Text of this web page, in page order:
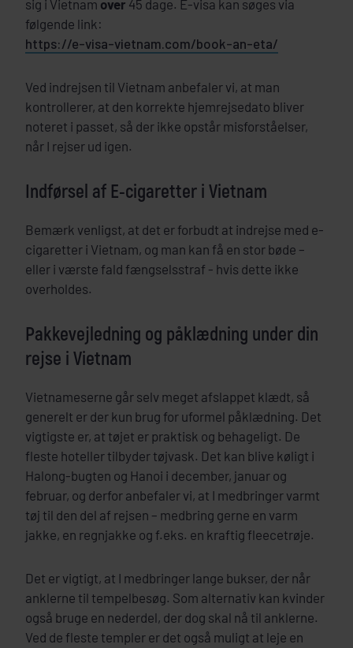
sig i Vietnam over 45 dage. E-visa kan søges via
følgende link:
https://e-visa-vietnam.com/book-an-eta/
Ved indrejsen til Vietnam anbefaler vi, at man
kontrollerer, at den korrekte hjemrejsedato bliver
noteret i passet, så der ikke opstår misforståelser,
når I rejser ud igen.
Indførsel af E-cigaretter i Vietnam
Bemærk venligst, at det er forbudt at indrejse med e-
cigaretter i Vietnam, og man kan få en stor bøde –
eller i værste fald fængselsstraf - hvis dette ikke
overholdes.
Pakkevejledning og påklædning under din
rejse i Vietnam
Vietnameserne går selv meget afslappet klædt, så
generelt er der kun brug for uformel påklædning. Det
vigtigste er, at tøjet er praktisk og behageligt. De
fleste hoteller tilbyder tøjvask. Det kan blive køligt i
Halong-bugten og Hanoi i december, januar og
februar, og derfor anbefaler vi, at I medbringer varmt
tøj til den del af rejsen – medbring gerne en varm
jakke, en regnjakke og f.eks. en kraftig fleecetrøje.
Det er vigtigt, at I medbringer lange bukser, der når
anklerne til tempelbesøg. Som alternativ kan kvinder
også bruge en nederdel, der dog skal nå til anklerne.
Ved de fleste templer er det også muligt at leje en